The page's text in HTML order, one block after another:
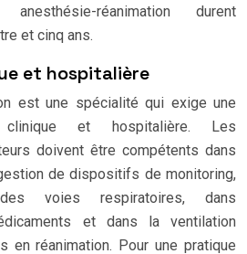
réanimation durent
et cinq ans.
et hospitalière
est une spécialité qui exige une
clinique et hospitalière. Les
doivent être compétents dans
de dispositifs de monitoring,
voies respiratoires, dans
et dans la ventilation
en réanimation. Pour une pratique